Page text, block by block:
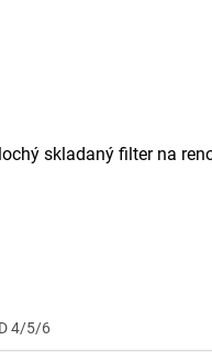
skladaný filter na
4/5/6